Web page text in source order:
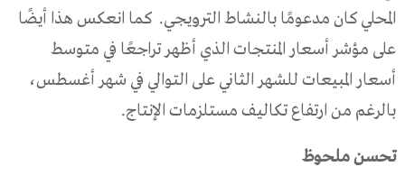
المحلي كان مدعومًا بالنشاط الترويجي. كما انعكس هذا أيضًا
على مؤشر أسعار المنتجات الذي أظهر تراجعًا في متوسط
أسعار المبيعات للشهر الثاني على التوالي في شهر أغسطس،
بالرغم من ارتفاع تكاليف مستلزمات الإنتاج.
تحسن ملحوظ